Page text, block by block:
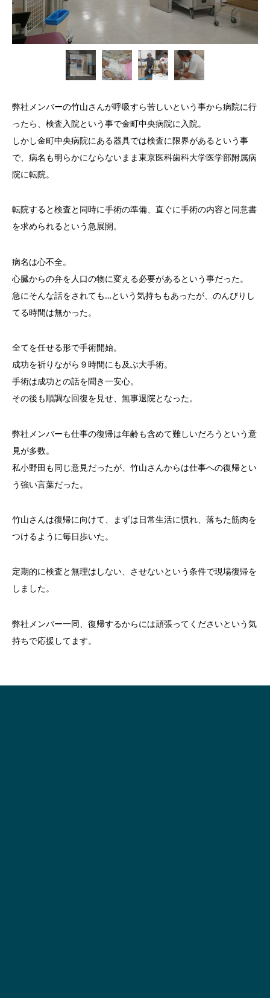
弊社メンバーの竹山さんが呼吸すら苦しいという事から病院に行
ったら、検査入院という事で金町中央病院に入院。
しかし金町中央病院にある器具では検査に限界があるという事
で、病名も明らかにならないまま東京医科歯科大学医学部附属病
院に転院。
転院すると検査と同時に手術の準備、直ぐに手術の内容と同意書
を求められるという急展開。
病名は心不全。
心臓からの弁を人口の物に変える必要があるという事だった。
急にそんな話をされても…という気持ちもあったが、のんびりし
てる時間は無かった。
全てを任せる形で手術開始。
成功を祈りながら９時間にも及ぶ大手術。
手術は成功との話を聞き一安心。
その後も順調な回復を見せ、無事退院となった。
弊社メンバーも仕事の復帰は年齢も含めて難しいだろうという意
見が多数。
私小野田も同じ意見だったが、竹山さんからは仕事への復帰とい
う強い言葉だった。
竹山さんは復帰に向けて、まずは日常生活に慣れ、落ちた筋肉を
つけるように毎日歩いた。
定期的に検査と無理はしない、させないという条件で現場復帰を
しました。
弊社メンバー一同、復帰するからには頑張ってくださいという気
持ちで応援してます。